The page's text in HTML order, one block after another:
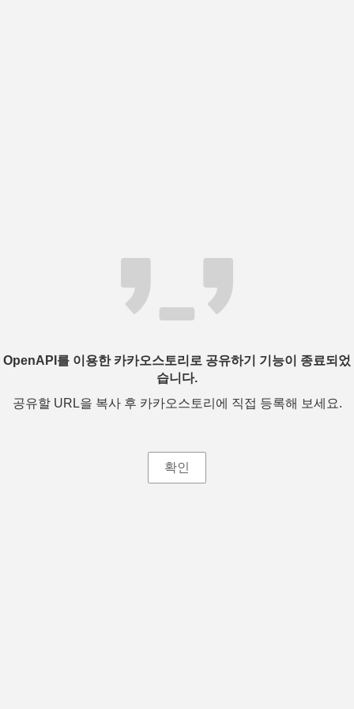
OpenAPI를 이용한 카카오스토리로 공유하기 기능이 종료되었
습니다.
공유할 URL을 복사 후 카카오스토리에 직접 등록해 보세요.
확인